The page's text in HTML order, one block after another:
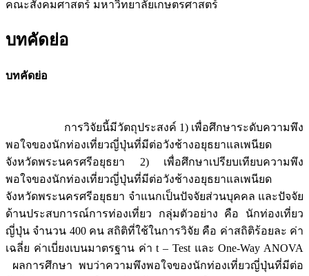
คณะสังคมศาสตร์ มหาวิทยาลัยเกษตรศาสตร์
บทคัดย่อ
บทคัดย่อ
การวิจัยนี้มีวัตถุประสงค์ 1) เพื่อศึกษาระดับความพึง
พอใจของนักท่องเที่ยวญี่ปุ่นที่มีต่อวังช้างอยุธยาแลเพนียด
จังหวัดพระนครศรีอยุธยา 2) เพื่อศึกษาเปรียบเทียบความพึง
พอใจของนักท่องเที่ยวญี่ปุ่นที่มีต่อวังช้างอยุธยาแลเพนียด
จังหวัดพระนครศรีอยุธยา จำแนกเป็นปัจจัยส่วนบุคคล และปัจจัย
ด้านประสบการณ์การท่องเที่ยว กลุ่มตัวอย่าง คือ นักท่องเที่ยว
ญี่ปุ่น จำนวน 400 คน สถิติที่ใช้ในการวิจัย คือ ค่าสถิติร้อยละ ค่า
เฉลี่ย ค่าเบี่ยงเบนมาตรฐาน ค่า t – Test และ One-Way ANOVA
ผลการศึกษา พบว่าความพึงพอใจของนักท่องเที่ยวญี่ปุ่นที่มีต่อ